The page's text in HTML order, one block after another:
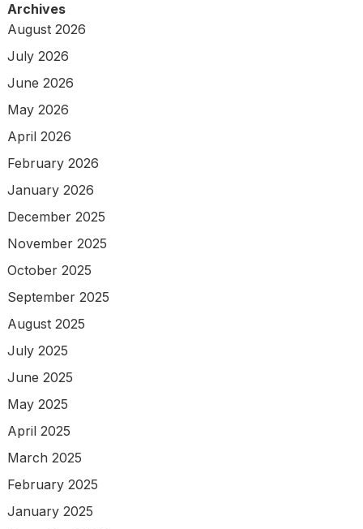
Archives
August 2026
July 2026
June 2026
May 2026
April 2026
February 2026
January 2026
December 2025
November 2025
October 2025
September 2025
August 2025
July 2025
June 2025
May 2025
April 2025
March 2025
February 2025
January 2025